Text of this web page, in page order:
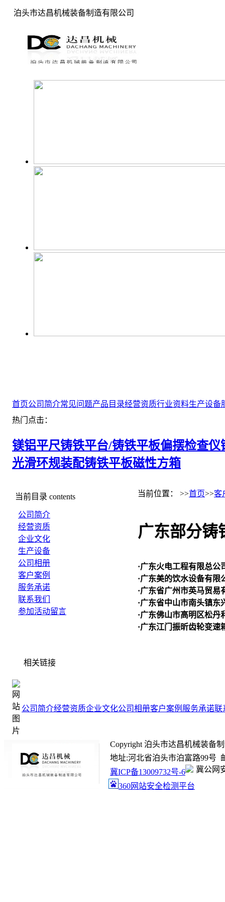
泊头市达昌机械装备制造有限公司
首页公司简介常见问题产品目录经营资质行业资料生产设备
热门点击：
镁铝平尺铸铁平台/铸铁平板偏摆检查仪
光滑环规装配铸铁平板磁性方箱
当前目录 contents
公司简介
经营资质
企业文化
生产设备
公司相册
客户案例
服务承诺
联系我们
参加活动留言
当前位置： >>首页>>客
广东部分铸
·广东火电工程有限总公
·广东美的饮水设备有限
·广东省广州市英马贸易
·广东省中山市南头镇东
·广东佛山市高明区松丹
·广东江门振昕齿轮变速
相关链接
公司简介经营资质企业文化公司相册客户案例 服务承诺联
Copyright 泊头市达昌机械装备
地址:河北省泊头市泊富路99号
冀ICP备13009732号-6
冀公网
360网站安全检测平台